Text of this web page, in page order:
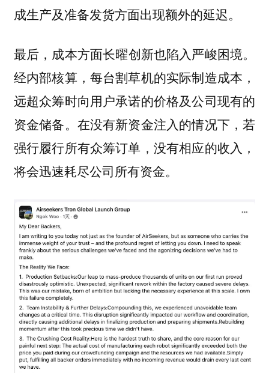
成生产及准备发货方面出现额外的延迟。
最后， 成本方面长曜创新也陷入严峻困境。
经内部核算，每台割草机的实际制造成本，
远超众筹时向用户承诺的价格及公司现有的
资金储备。在没有新资金注入的情况下，若
强行履行所有众筹订单，没有相应的收入，
将会迅速耗尽公司所有资金。